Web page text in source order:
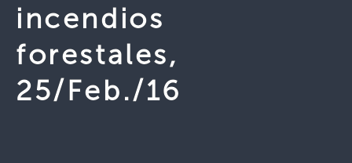
incendios
forestales,
25/Feb./16